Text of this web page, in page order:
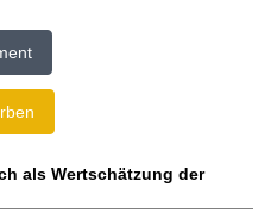
als Wertschätzung der